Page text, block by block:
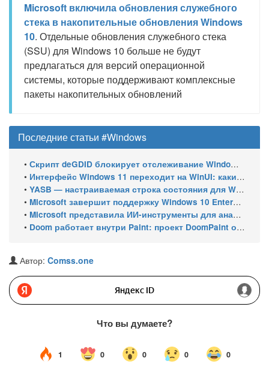
Microsoft включила обновления служебного
стека в накопительные обновления Windows
10. Отдельные обновления служебного стека
(SSU) для Windows 10 больше не будут
предлагаться для версий операционной
системы, которые поддерживают комплексные
пакеты накопительных обновлений
Последние статьи #Windows
• Скрипт deGDID блокирует отслеживание Windows по глобальному идентификатору устройства
• Интерфейс Windows 11 переходит на WinUI: какие системные элементы обновит Microsoft
• YASB — настраиваемая строка состояния для Windows с виджетами и поддержкой нескольких мониторов
• Microsoft завершит поддержку Windows 10 Enterprise LTSC 2021 в январе 2027 года. ESU продлят обновления до января 2030 года
• Microsoft представила ИИ-инструменты для анализа производительности Windows: ETW MCP и WPA MCP
• Doom работает внутри Paint: проект DoomPaint от технического директора Microsoft Azure
Автор: Comss.one